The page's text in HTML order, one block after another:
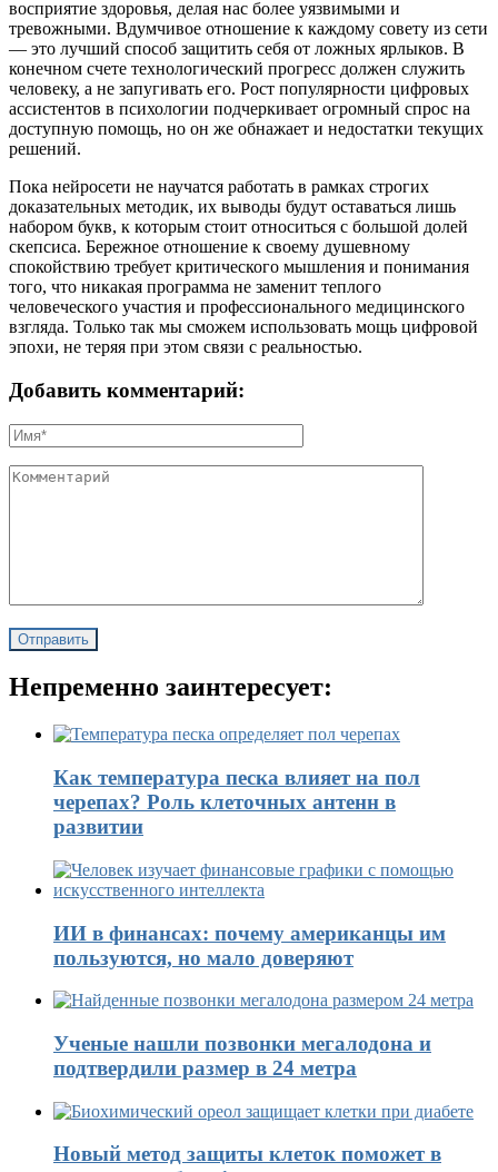
восприятие здоровья, делая нас более уязвимыми и
тревожными. Вдумчивое отношение к каждому совету из сети
— это лучший способ защитить себя от ложных ярлыков. В
конечном счете технологический прогресс должен служить
человеку, а не запугивать его. Рост популярности цифровых
ассистентов в психологии подчеркивает огромный спрос на
доступную помощь, но он же обнажает и недостатки текущих
решений.
Пока нейросети не научатся работать в рамках строгих
доказательных методик, их выводы будут оставаться лишь
набором букв, к которым стоит относиться с большой долей
скепсиса. Бережное отношение к своему душевному
спокойствию требует критического мышления и понимания
того, что никакая программа не заменит теплого
человеческого участия и профессионального медицинского
взгляда. Только так мы сможем использовать мощь цифровой
эпохи, не теряя при этом связи с реальностью.
Добавить комментарий:
Непременно заинтересует:
Как температура песка влияет на пол
черепах? Роль клеточных антенн в
развитии
ИИ в финансах: почему американцы им
пользуются, но мало доверяют
Ученые нашли позвонки мегалодона и
подтвердили размер в 24 метра
Новый метод защиты клеток поможет в